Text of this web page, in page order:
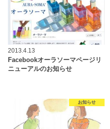
2013.4.13
Facebookオーラソーマページリ
ニューアルのお知らせ
お知らせ